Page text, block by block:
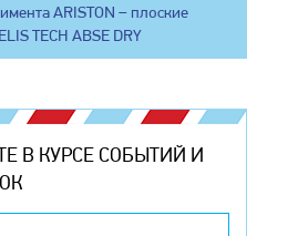
ARISTON – плоские
TECH ABSE DRY
В КУРСЕ СОБЫТИЙ И